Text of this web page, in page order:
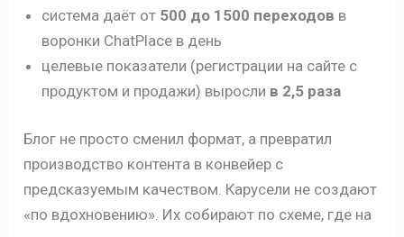
система даёт от 500 до 1500 переходов в
воронки ChatPlace в день
целевые показатели (регистрации на сайте с
продуктом и продажи) выросли в 2,5 раза
Блог не просто сменил формат, а превратил
производство контента в конвейер с
предсказуемым качеством. Карусели не создают
«по вдохновению». Их собирают по схеме, где на